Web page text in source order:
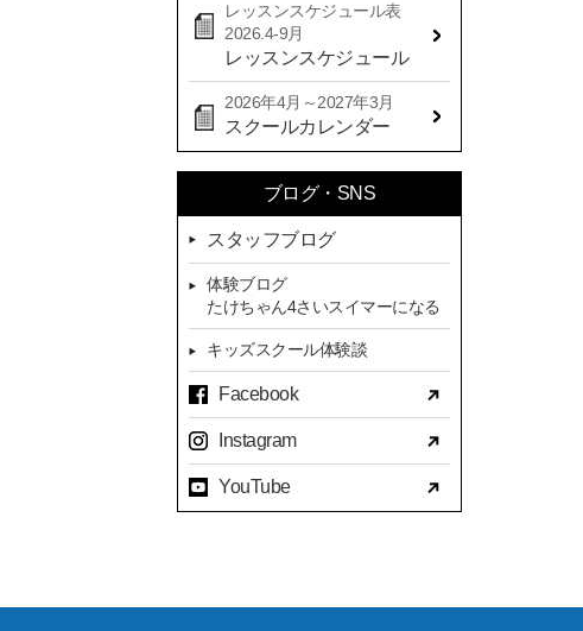
2024年05月(22)
2024年04月(20)
2024年03月(16)
2024年02月(7)
2024年01月(8)
2023年12月(14)
2023年11月(13)
2023年10月(9)
2023年09月(10)
2023年08月(9)
2023年07月(17)
2023年06月(9)
2023年05月(11)
2023年02月(8)
レッスンスケジュール表
2026.4-9月
レッスンスケジュール
2026年4月～2027年3月
スクールカレンダー
ブログ・SNS
スタッフブログ
体験ブログ
たけちゃん4さいスイマーになる
キッズスクール体験談
Facebook
Instagram
YouTube